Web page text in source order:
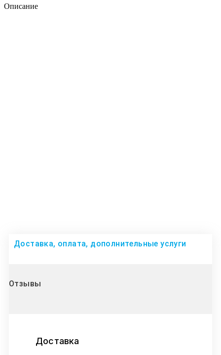
Описание
Доставка, оплата, дополнительные услуги
Отзывы
Доставка